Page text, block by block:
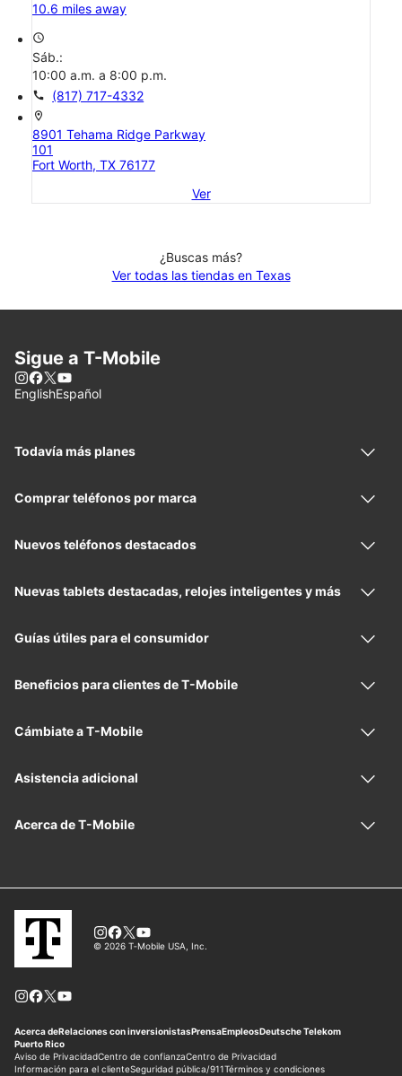
10.6 miles away
access_time
Sáb.:
10:00 a.m. a 8:00 p.m.
call (817) 717-4332
location_on
8901 Tehama Ridge Parkway
101
Fort Worth, TX 76177
Ver
¿Buscas más?
Ver todas las tiendas en Texas